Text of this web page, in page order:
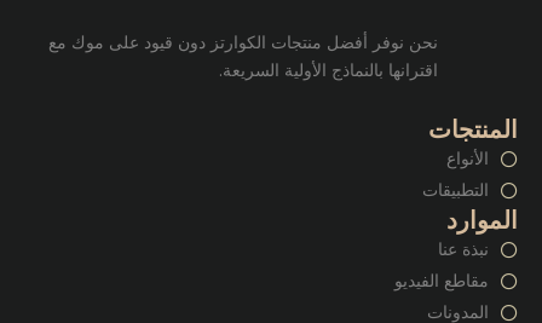
نحن نوفر أفضل منتجات الكوارتز دون قيود على موك مع
اقترانها بالنماذج الأولية السريعة.
المنتجات
الأنواع
التطبيقات
الموارد
نبذة عنا
مقاطع الفيديو
المدونات